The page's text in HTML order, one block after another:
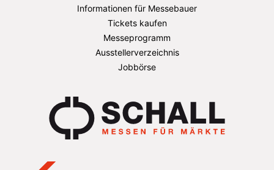
Informationen für Messebauer
Tickets kaufen
Messeprogramm
Ausstellerverzeichnis
Jobbörse